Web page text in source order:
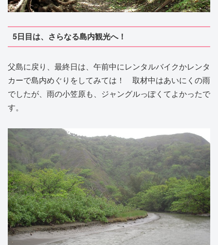
5日目は、さらなる島内観光へ！
父島に戻り、最終日は、午前中にレンタルバイクかレンタ
カーで島内めぐりをしてみては！ 取材中はあいにくの雨
でしたが、雨の小笠原も、ジャングルっぽくてよかったで
す。